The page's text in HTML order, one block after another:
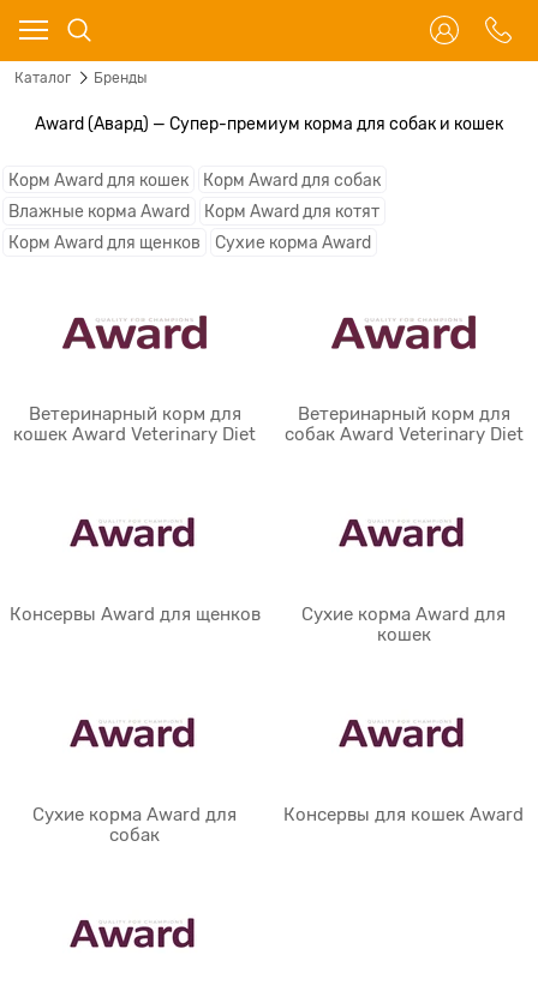
Каталог Бренды
Award (Авард) — Супер-премиум корма для собак и кошек
Корм Award для кошек
Корм Award для собак
Влажные корма Award
Корм Award для котят
Корм Award для щенков
Сухие корма Award
Ветеринарный корм для
кошек Award Veterinary Diet
Ветеринарный корм для
собак Award Veterinary Diet
Консервы Award для щенков
Сухие корма Award для
кошек
Сухие корма Award для
собак
Консервы для кошек Award